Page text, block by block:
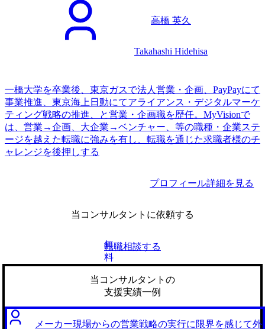
高橋 英久
Takahashi Hidehisa
一橋大学を卒業後、東京ガスで法人営業・企画、PayPayにて
事業推進、東京海上日動にてアライアンス・デジタルマーケ
ティング戦略の推進、と営業・企画職を歴任。MyVisionで
は、営業→企画、大企業→ベンチャー、等の職種・企業ステ
ージを越えた転職に強みを有し、転職を通じた求職者様のチ
ャレンジを後押しする
プロフィール詳細を見る
当コンサルタントに依頼する
無
料
転職相談する
当コンサルタントの
支援実績一例
メーカー現場からの営業戦略の実行に限界を感じて外